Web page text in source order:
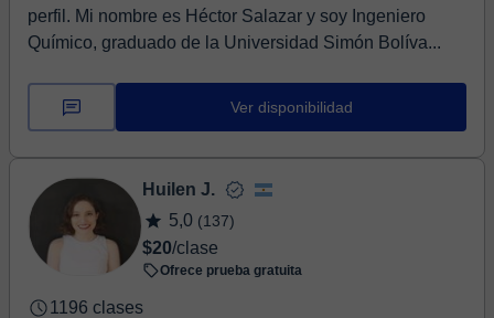
perfil. Mi nombre es Héctor Salazar y soy Ingeniero
Químico, graduado de la Universidad Simón Bolíva...
Ver disponibilidad
Huilen J.
5,0 (137)
$20/clase
Ofrece prueba gratuita
1196 clases